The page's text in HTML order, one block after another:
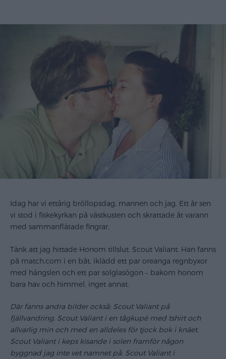
Idag har vi ettårig bröllopsdag, mannen och jag. Ett år sen
vi stod i fiskekyrkan på västkusten och skrattade åt varann
med sammanflätade fingrar.
Tänk att jag hittade Honom tillslut. Scout Valiant. Han fanns
på match.com i en båt, iklädd ett par oreanga regnbyxor
med hängslen och ett par solglasögon – bakom honom
bara hav och himmel, inget annat.
Där fanns andra bilder också; Scout Valiant på
fjällvandring. Scout Valianti en tågkupé med tshirt och
allvarlig min och med en alldeles för tjock bok i knäet.
Scout Valianti keps kisande i solen framför någon
byggnad jag inte vet namnet på. Scout Valianti